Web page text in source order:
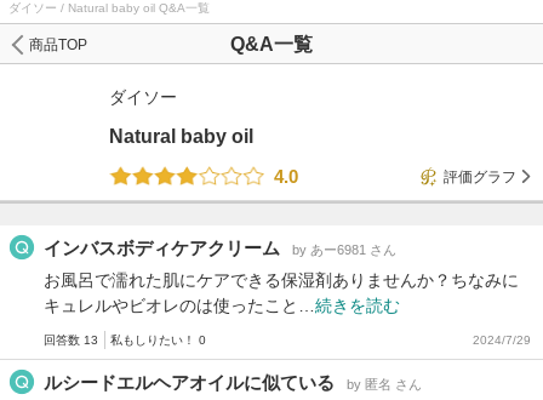
ダイソー / Natural baby oil Q&A一覧
Q&A一覧
商品TOP
ダイソー
Natural baby oil
4.0
評価グラフ
インバスボディケアクリーム by あー6981 さん
お風呂で濡れた肌にケアできる保湿剤ありませんか？ちなみに
キュレルやビオレのは使ったこと… 続きを読む
回答数 13 私もしりたい！ 0 2024/7/29
ルシードエルヘアオイルに似ている by 匿名 さん